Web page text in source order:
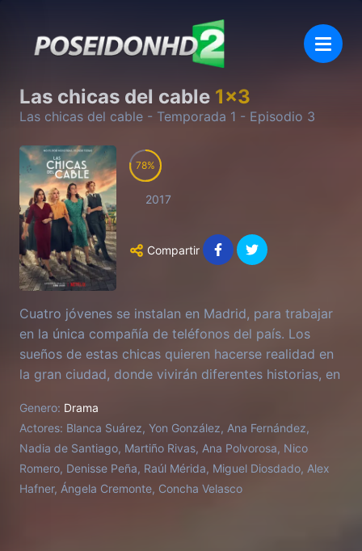
Las chicas del cable 1x3
Las chicas del cable - Temporada 1 - Episodio 3
78
2017
Compartir
Cuatro jóvenes se instalan en Madrid, para trabajar
en la única compañía de teléfonos del país. Los
sueños de estas chicas quieren hacerse realidad en
la gran ciudad, donde vivirán diferentes historias, en
Genero: Drama
Actores: Blanca Suárez, Yon González, Ana Fernández,
Nadia de Santiago, Martiño Rivas, Ana Polvorosa, Nico
Romero, Denisse Peña, Raúl Mérida, Miguel Diosdado, Alex
Hafner, Ángela Cremonte, Concha Velasco